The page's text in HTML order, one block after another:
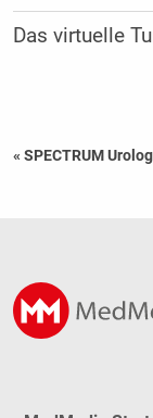
Das virtuelle
« SPECTRUM